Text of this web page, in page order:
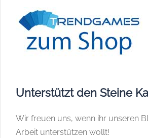
Unterstützt den Steine
Wir freuen uns, wenn ihr unseren
Arbeit unterstützen wollt!